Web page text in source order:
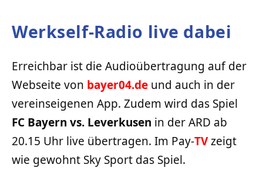
Werkself-Radio live dabei
Erreichbar ist die Audioübertragung auf der
Webseite von bayer04.de und auch in der
vereinseigenen App. Zudem wird das Spiel
FC Bayern vs. Leverkusen in der ARD ab
20.15 Uhr live übertragen. Im Pay-TVzeigt
wie gewohnt Sky Sport das Spiel.